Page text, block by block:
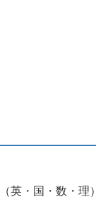
英・国・数・理）